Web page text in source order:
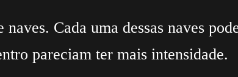
Cada uma dessas naves
pareciam ter mais intensidade.